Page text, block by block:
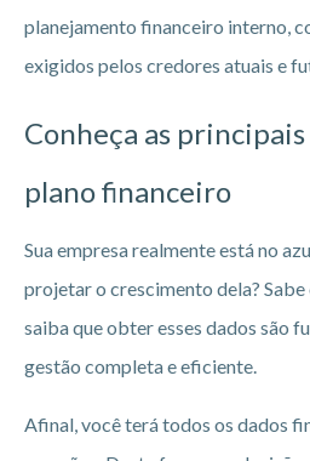
planejamento financeiro interno,
exigidos pelos credores atuais e
Conheça as
plano financeiro
Sua empresa realmente está no
projetar o crescimento dela? Sabe
saiba que obter esses dados são
gestão completa e eficiente.
Afinal, você terá todos os dados